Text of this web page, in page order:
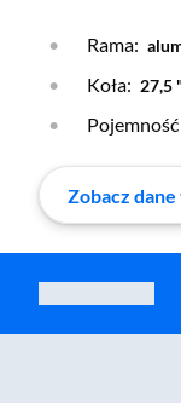
Rama:
Koła: 27,5 "
Zobacz